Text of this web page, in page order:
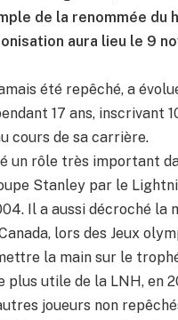
de la renommée du
aura lieu le 9
été repêché, a
17 ans, inscrivant
cours de sa carrière.
un rôle très important
Stanley par le
Il a aussi décroché la
lors des Jeux
la main sur le
plus utile de la LNH, en
joueurs non